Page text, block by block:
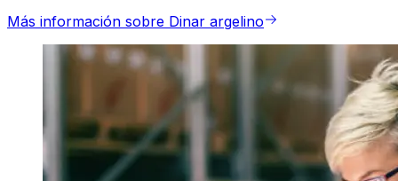
Más información sobre Dinar argelino